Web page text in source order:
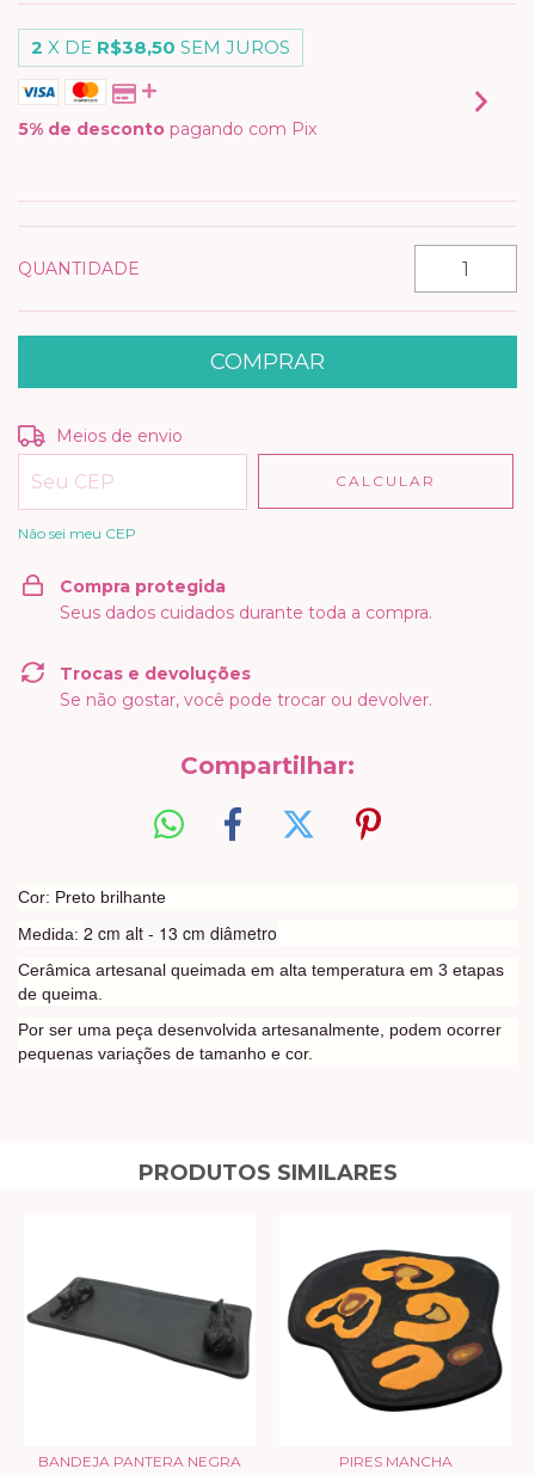
2 X DE R$38,50 SEM JUROS
5% de desconto pagando com Pix
QUANTIDADE
Entregas para o CEP:
Meios de envio
CALCULAR
Não sei meu CEP
Compra protegida
Seus dados cuidados durante toda a compra.
Trocas e devoluções
Se não gostar, você pode trocar ou devolver.
Compartilhar:
Cor: Preto brilhante
Medida: 2 cm alt - 13 cm diâmetro
Cerâmica artesanal queimada em alta temperatura em 3 etapas
de queima.
Por ser uma peça desenvolvida artesanalmente, podem ocorrer
pequenas variações de tamanho e cor.
PRODUTOS SIMILARES
BANDEJA PANTERA NEGRA PIRES MANCHA